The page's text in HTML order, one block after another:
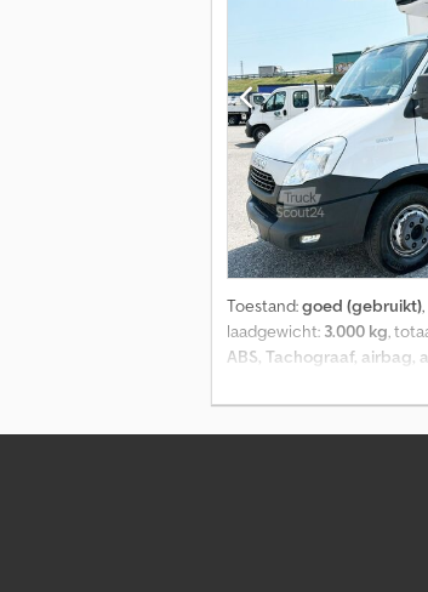
Toestand:goed (gebruikt)
laadgewicht: 3.000 kg,
ABS, Tachograaf,